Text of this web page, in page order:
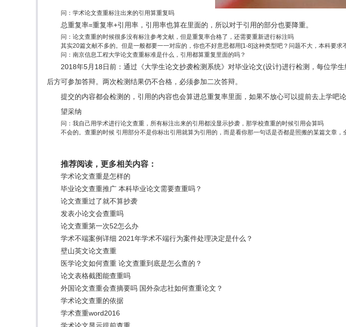
问：学术论文查重标注出来的引用算重复吗
总重复率=重复率+引用率，引用率也算在里面的，所以对于引用的部分也要降重。
问：论文查重的时候很多没有标注参考文献，但是重复率合格了，还需要重新进行标注吗
其实20篇文献不多的。但是一般都要一一对应的，你也不好意思都用[1-8]这种类型吧？问题不大，本科要求
问：南京信息工程大学论文查重标准是什么，引用都算重复里面的吗？
2018年5月18日前：通过《大学生论文抄袭检测系统》对毕业论文(设计)进行检测，每位学
后方可参加答辩。两次检测结果仍不合格，必须参加二次答辩。
提交的内容都会检测的，引用的内容也会算进总重复率里面，如果不放心可以提前去上学吧
望采纳
问：我自己用学术进行论文查重，所有标注出来的引用都没显示抄袭，那学校查重的时候引用会算吗
不会的。查重的时候 引用部分不是你标出引用就算为引用的，而是看你那一句话是否都是照搬的某篇文章
推荐阅读，更多相关内容：
学术论文查重是怎样的
毕业论文查重推广 本科毕业论文需要查重吗？
论文查重过了就不算抄袭
发表小论文会查重吗
论文查重第一次52怎么办
学术不端案例详细 2021年学术不端行为案件处理决定是什么？
壁山英文论文查重
医学论文如何查重 论文查重到底是怎么查的？
论文表格截图能查重吗
外国论文查重会查摘要吗 国外杂志社如何查重论文？
学术论文查重的依据
学术查重word2016